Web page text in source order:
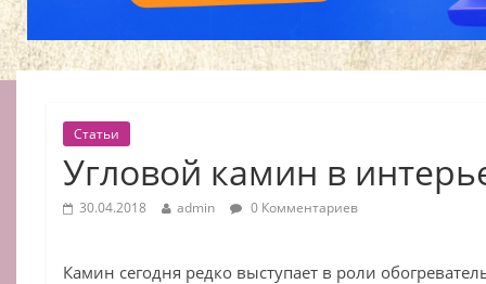
Статьи
Угловой камин в
30.04.2018 admin 0 Комментариев
Камин сегодня редко выступает в роли